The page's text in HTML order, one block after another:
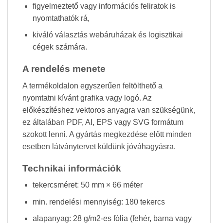
figyelmeztető vagy információs feliratok is
nyomtathatók rá,
kiváló választás webáruházak és logisztikai
cégek számára.
A rendelés menete
A termékoldalon egyszerűen feltölthető a
nyomtatni kívánt grafika vagy logó. Az
előkészítéshez vektoros anyagra van szükségünk,
ez általában PDF, AI, EPS vagy SVG formátum
szokott lenni. A gyártás megkezdése előtt minden
esetben látványtervet küldünk jóváhagyásra.
Technikai információk
tekercsméret: 50 mm × 66 méter
min. rendelési mennyiség: 180 tekercs
alapanyag: 28 g/m2-es fólia (fehér, barna vagy